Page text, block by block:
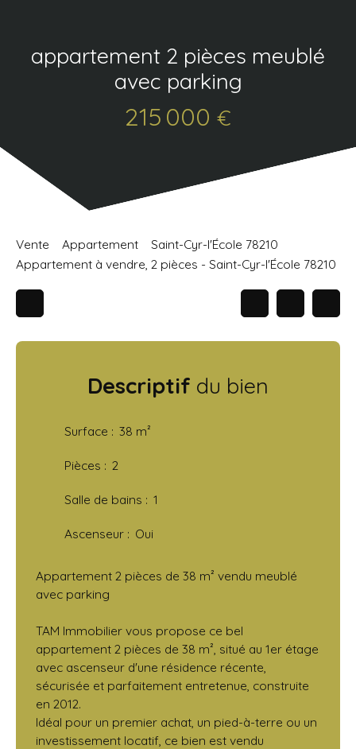
appartement 2 pièces meublé
avec parking
215 000 €
Vente Appartement
Saint-Cyr-l'École 78210
Appartement à vendre, 2 pièces - Saint-Cyr-l'École 78210
Descriptif du bien
Surface : 38 m²
Pièces : 2
Salle de bains : 1
Ascenseur : Oui
Appartement 2 pièces de 38 m² vendu meublé
avec parking
TAM Immobilier vous propose ce bel
appartement 2 pièces de 38 m², situé au 1er étage
avec ascenseur d'une résidence récente,
sécurisée et parfaitement entretenue, construite
en 2012.
Idéal pour un premier achat, un pied-à-terre ou un
investissement locatif, ce bien est vendu